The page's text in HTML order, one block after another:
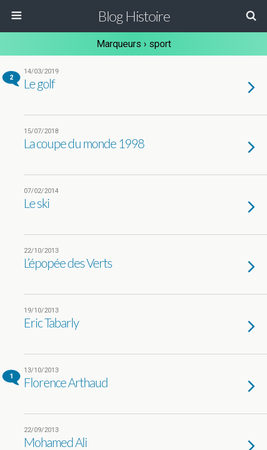
Blog Histoire
Marqueurs › sport
2
14/03/2019
Le golf
15/07/2018
La coupe du monde 1998
07/02/2014
Le ski
22/10/2013
L’épopée des Verts
19/10/2013
Eric Tabarly
1
13/10/2013
Florence Arthaud
22/09/2013
Mohamed Ali